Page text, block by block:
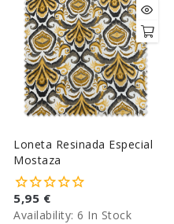
Loneta Resinada Especial
Mostaza
5,95 €
Availability: 6 In Stock